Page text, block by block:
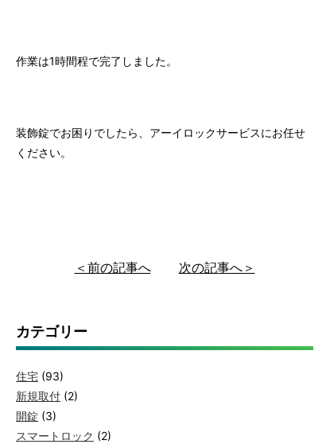
作業は1時間程で完了しました。
装飾錠でお困りでしたら、アーイロックサービスにお任せ
ください。
＜前の記事へ 次の記事へ＞
カテゴリー
住宅 (93)
新規取付 (2)
開錠 (3)
スマートロック (2)